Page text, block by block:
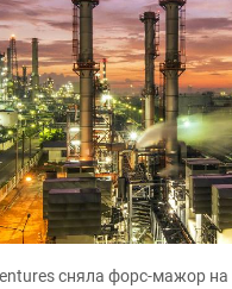
сняла форс-мажор